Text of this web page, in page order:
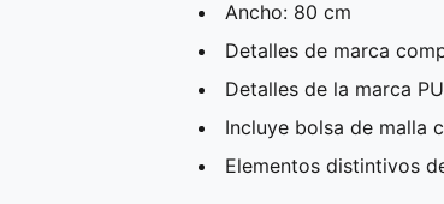
Ancho: 80 cm
Detalles de marca
Detalles de la marca
Incluye bolsa de malla
Elementos distintivos